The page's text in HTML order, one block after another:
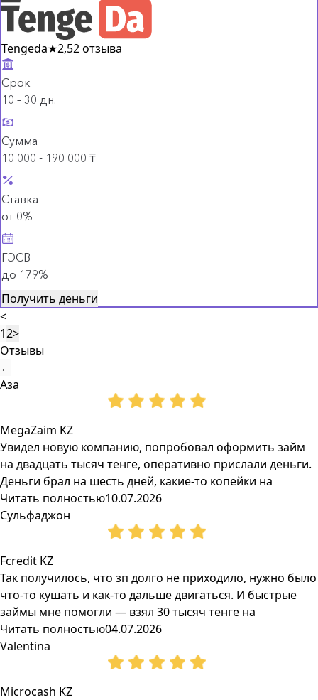
Tengeda★2,52 отзыва
Срок
10 – 30 дн.
Сумма
10 000 - 190 000 ₸
Ставка
от 0%
ГЭСВ
до 179%
Получить деньги
<
12>
Отзывы
←
Аза
MegaZaim KZ
Увидел новую компанию, попробовал оформить займ
на двадцать тысяч тенге, оперативно прислали деньги.
Деньги брал на шесть дней, какие-то копейки на
Читать полностью10.07.2026
Сульфаджон
Fcredit KZ
Так получилось, что зп долго не приходило, нужно было
что-то кушать и как-то дальше двигаться. И быстрые
займы мне помогли — взял 30 тысяч тенге на
Читать полностью04.07.2026
Valentina
Microcash KZ